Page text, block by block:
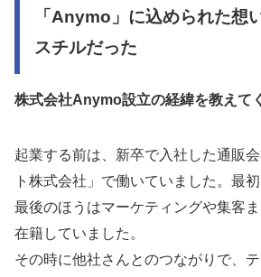
「Anymo」に込められた想
スチルだった
株式会社Anymo設立の経緯を教えて
起業する前は、新卒で入社した通販
ト株式会社」で働いていました。最
最後のほうはマーケティングや集客
在籍していました。
その時に他社さんとのつながりで、